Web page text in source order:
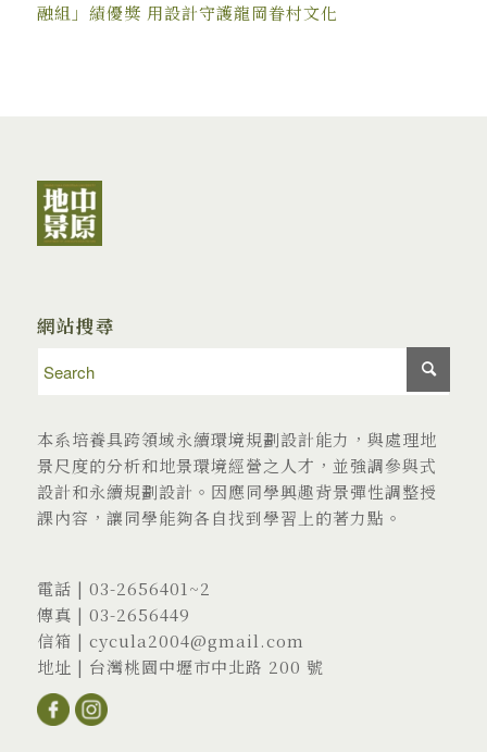
融組」績優獎 用設計守護龍岡眷村文化
網站搜尋
本系培養具跨領域永續環境規劃設計能力，與處理地
景尺度的分析和地景環境經營之人才，並強調參與式
設計和永續規劃設計。因應同學興趣背景彈性調整授
課內容，讓同學能夠各自找到學習上的著力點。
電話 | 03-2656401 ~2
傳真 | 03-2656449
信箱 | cycula2004@gmail.com
地址 | 台灣桃園中壢市中北路 200 號